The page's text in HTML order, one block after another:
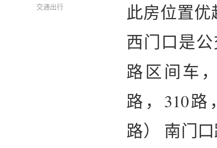
交通出行
此房位置优
西门口是
路区间车
路，310路
路） 南门